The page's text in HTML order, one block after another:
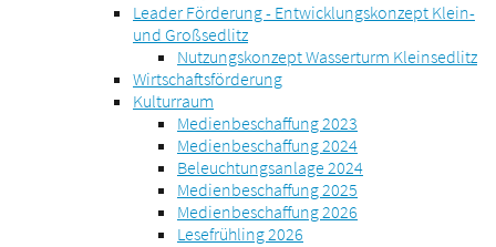
Leader Förderung - Entwicklungskonzept Klein-
und Großsedlitz
Nutzungskonzept Wasserturm Kleinsedlitz
Wirtschaftsförderung
Kulturraum
Medienbeschaffung 2023
Medienbeschaffung 2024
Beleuchtungsanlage 2024
Medienbeschaffung 2025
Medienbeschaffung 2026
Lesefrühling 2026